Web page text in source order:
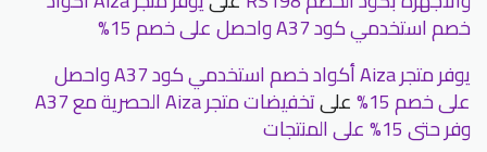
خصم استخدمي كود A37 واحصل على خصم 15%
يوفر متجر Aiza أكواد خصم استخدمي كود A37 واحصل
على خصم 15% على تخفيضات متجر Aiza الحصرية مع A37
وفر حتى 15% على المنتجات